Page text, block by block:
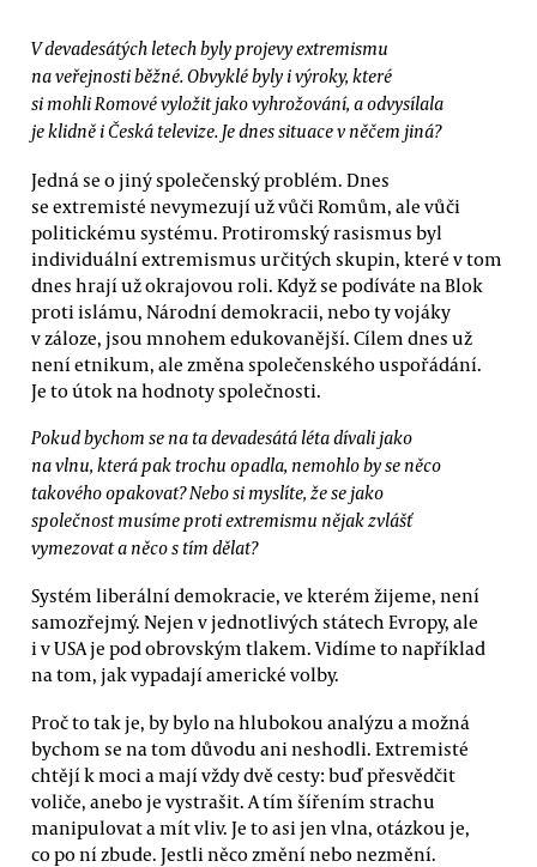
V devadesátých letech byly projevy extremismu
na veřejnosti běžné. Obvyklé byly i výroky, které
si mohli Romové vyložit jako vyhrožování, a odvysílala
je klidně i Česká televize. Je dnes situace v něčem jiná?
Jedná se o jiný společenský problém. Dnes
se extremisté nevymezují už vůči Romům, ale vůči
politickému systému. Protiromský rasismus byl
individuální extremismus určitých skupin, které v tom
dnes hrají už okrajovou roli. Když se podíváte na Blok
proti islámu, Národní demokracii, nebo ty vojáky
v záloze, jsou mnohem edukovanější. Cílem dnes už
není etnikum, ale změna společenského uspořádání.
Je to útok na hodnoty společnosti.
Pokud bychom se na ta devadesátá léta dívali jako
na vlnu, která pak trochu opadla, nemohlo by se něco
takového opakovat? Nebo si myslíte, že se jako
společnost musíme proti extremismu nějak zvlášť
vymezovat a něco s tím dělat?
Systém liberální demokracie, ve kterém žijeme, není
samozřejmý. Nejen v jednotlivých státech Evropy, ale
i v USA je pod obrovským tlakem. Vidíme to například
na tom, jak vypadají americké volby.
Proč to tak je, by bylo na hlubokou analýzu a možná
bychom se na tom důvodu ani neshodli. Extremisté
chtějí k moci a mají vždy dvě cesty: buď přesvědčit
voliče, anebo je vystrašit. A tím šířením strachu
manipulovat a mít vliv. Je to asi jen vlna, otázkou je,
co po ní zbude. Jestli něco změní nebo nezmění.